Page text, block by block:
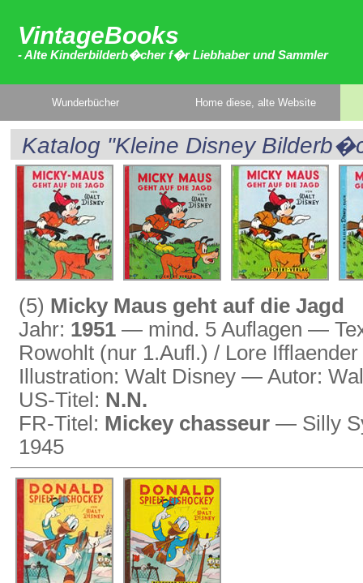
VintageBooks
- Alte Kinderbilderb�cher f�r Liebhaber und Sammler
Wunderbücher Home diese, alte Website
Katalog "Kleine Disney
(5) Micky Maus geht auf die Jagd
Jahr: 1951 — mind. 5 Auflagen —
Rowohlt (nur 1.Aufl.) / Lore Ifflaender
Illustration: Walt Disney — Autor:
US-Titel: N.N.
FR-Titel: Mickey chasseur — Silly
1945